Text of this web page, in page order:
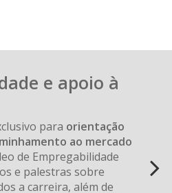
e apoio à
para orientação
ao mercado
de Empregabilidade
e palestras sobre
a carreira, além de